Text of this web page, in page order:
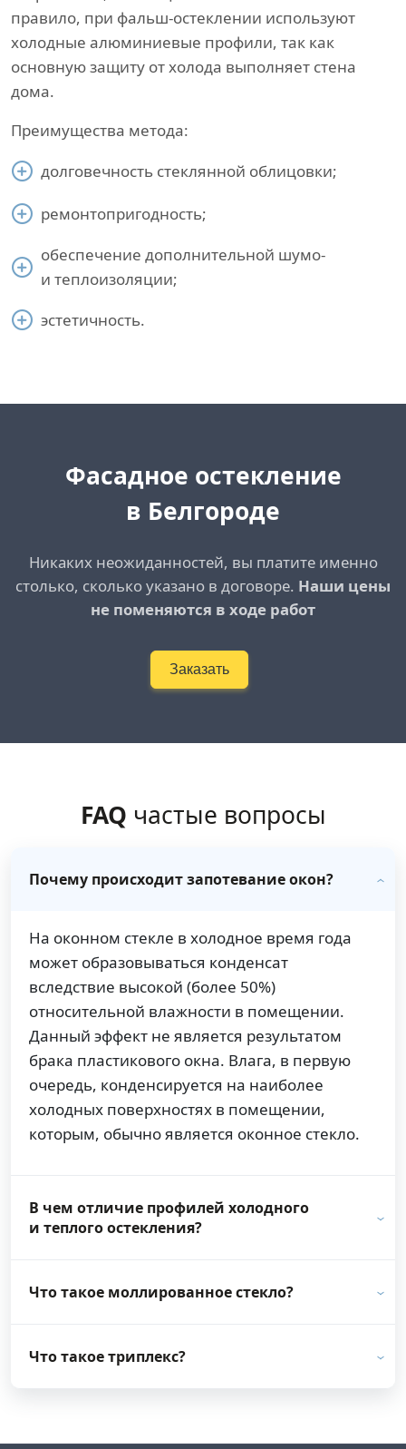
правило, при фальш-остеклении используют
холодные алюминиевые профили, так как
основную защиту от холода выполняет стена
дома.
Преимущества метода:
долговечность стеклянной облицовки;
ремонтопригодность;
обеспечение дополнительной шумо-
и теплоизоляции;
эстетичность.
Фасадное остекление
в Белгородe
Никаких неожиданностей, вы платите именно
столько, сколько указано в договоре. Наши цены
не поменяются в ходе работ
Заказать
FAQ частые вопросы
Почему происходит запотевание окон?
На оконном стекле в холодное время года
может образовываться конденсат
вследствие высокой (более 50%)
относительной влажности в помещении.
Данный эффект не является результатом
брака пластикового окна. Влага, в первую
очередь, конденсируется на наиболее
холодных поверхностях в помещении,
которым, обычно является оконное стекло.
В чем отличие профилей холодного
и теплого остекления?
Что такое моллированное стекло?
Что такое триплекс?